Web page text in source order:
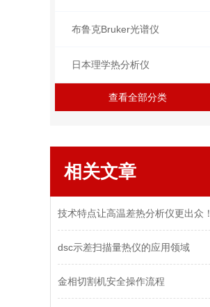
布鲁克Bruker光谱仪
日本理学热分析仪
查看全部分类
相关文章
技术特点让高温差热分析仪更出众！
dsc示差扫描量热仪的应用领域
金相切割机安全操作流程